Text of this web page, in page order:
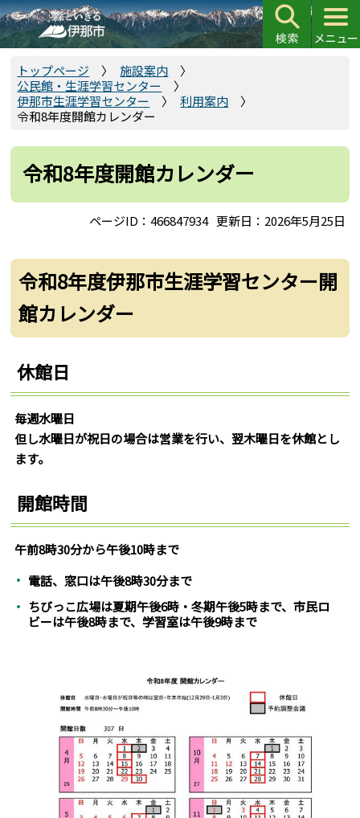
こ
の
ペ
頭
トップページ
施設案内
公民館・生涯学習センター
伊那市生涯学習センター
利用案内
令和8年度開館カレンダー
令和8年度開館カレンダー
ページID：466847934 更新日：2026年5月25日
令和8年度伊那市生涯学習センター開
館カレンダー
休館日
毎週水曜日
但し水曜日が祝日の場合は営業を行い、翌木曜日を休館とし
ます。
開館時間
午前8時30分から午後10時まで
電話、窓口は午後8時30分まで
ちびっこ広場は夏期午後6時・冬期午後5時まで、市民ロ
ビーは午後8時まで、学習室は午後9時まで